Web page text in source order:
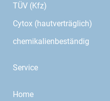
TÜV (Kfz)
Cytox (hautverträglich)
chemikalienbeständig
Service
Home